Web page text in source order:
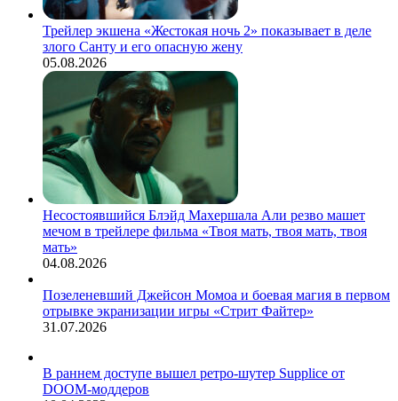
Трейлер экшена «Жестокая ночь 2» показывает в деле
злого Санту и его опасную жену
05.08.2026
Несостоявшийся Блэйд Махершала Али резво машет
мечом в трейлере фильма «Твоя мать, твоя мать, твоя
мать»
04.08.2026
Позеленевший Джейсон Момоа и боевая магия в первом
отрывке экранизации игры «Стрит Файтер»
31.07.2026
В раннем доступе вышел ретро-шутер Supplice от
DOOM-моддеров